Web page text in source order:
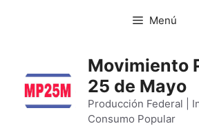
Menú
Movimiento
25 de Mayo
Producción Federal |
Consumo Popular